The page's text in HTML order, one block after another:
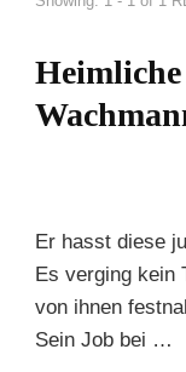
Heimliche
Er hasst diese
Es verging kein
von ihnen
Sein Job bei …